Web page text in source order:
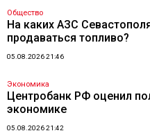
Общество
На каких АЗС
продаваться топливо?
05.08.2026 21:46
Экономика
Центробанк РФ оценил
экономике
05.08.2026 21:42